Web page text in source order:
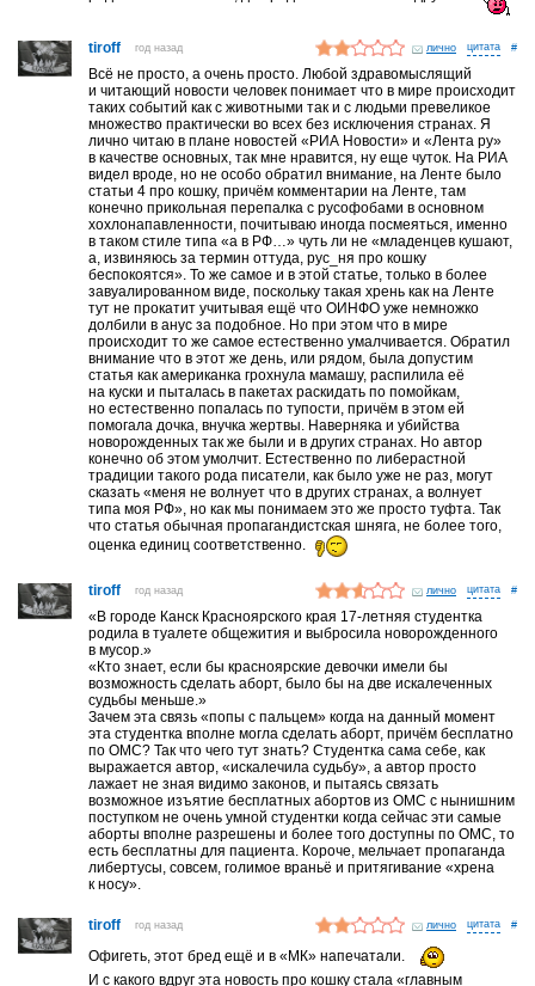
tiroff год назад лично #
Всё не просто, а очень просто. Любой здравомыслящий
и читающий новости человек понимает что в мире происходит
таких событий как с животными так и с людьми превеликое
множество практически во всех без исключения странах. Я
лично читаю в плане новостей «РИА Новости» и «Лента ру»
в качестве основных, так мне нравится, ну еще чуток. На РИА
видел вроде, но не особо обратил внимание, на Ленте было
статьи 4 про кошку, причём комментарии на Ленте, там
конечно прикольная перепалка с русофобами в основном
хохлонапавленности, почитываю иногда посмеяться, именно
в таком стиле типа «а в РФ…» чуть ли не «младенцев кушают,
а, извиняюсь за термин оттуда, рус_ня про кошку
беспокоятся». То же самое и в этой статье, только в более
завуалированном виде, поскольку такая хрень как на Ленте
тут не прокатит учитывая ещё что ОИНФО уже немножко
долбили в анус за подобное. Но при этом что в мире
происходит то же самое естественно умалчивается. Обратил
внимание что в этот же день, или рядом, была допустим
статья как американка грохнула мамашу, распилила её
на куски и пыталась в пакетах раскидать по помойкам,
но естественно попалась по тупости, причём в этом ей
помогала дочка, внучка жертвы. Наверняка и убийства
новорожденных так же были и в других странах. Но автор
конечно об этом умолчит. Естественно по либерастной
традиции такого рода писатели, как было уже не раз, могут
сказать «меня не волнует что в других странах, а волнует
типа моя РФ», но как мы понимаем это же просто туфта. Так
что статья обычная пропагандистская шняга, не более того,
оценка единиц соответственно.
tiroff год назад лично #
«В городе Канск Красноярского края 17-летняя студентка
родила в туалете общежития и выбросила новорожденного
в мусор.»
«Кто знает, если бы красноярские девочки имели бы
возможность сделать аборт, было бы на две искалеченных
судьбы меньше.»
Зачем эта связь «попы с пальцем» когда на данный момент
эта студентка вполне могла сделать аборт, причём бесплатно
по ОМС? Так что чего тут знать? Студентка сама себе, как
выражается автор, «искалечила судьбу», а автор просто
лажает не зная видимо законов, и пытаясь связать
возможное изъятие бесплатных абортов из ОМС с нынишним
поступком не очень умной студентки когда сейчас эти самые
аборты вполне разрешены и более того доступны по ОМС, то
есть бесплатны для пациента. Короче, мельчает пропаганда
либертусы, совсем, голимое враньё и притягивание «хрена
к носу».
tiroff год назад лично #
Офигеть, этот бред ещё и в «МК» напечатали.
И с какого вдруг эта новость про кошку стала «главным